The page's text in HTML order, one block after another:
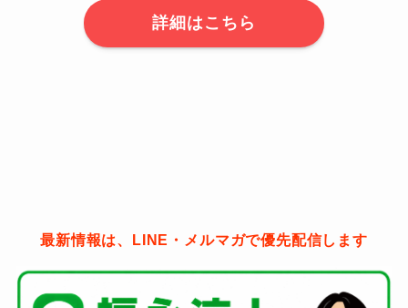
詳細はこちら
最新情報は、LINE・メルマガで優先配信します